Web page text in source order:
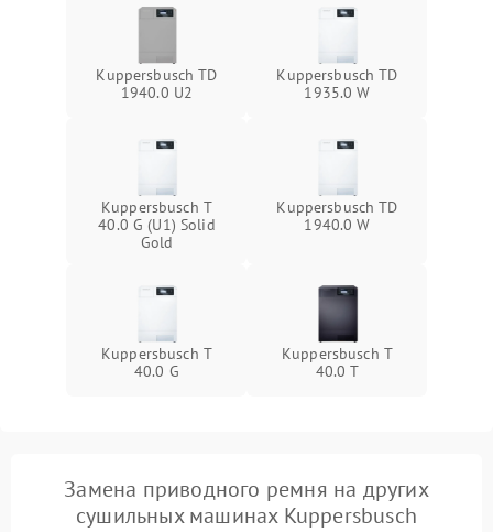
Kuppersbusch TD
1940.0 U2
Kuppersbusch TD
1935.0 W
Kuppersbusch T
40.0 G (U1) Solid
Gold
Kuppersbusch TD
1940.0 W
Kuppersbusch T
40.0 G
Kuppersbusch T
40.0 T
Замена приводного ремня на других
сушильных машинах Kuppersbusch